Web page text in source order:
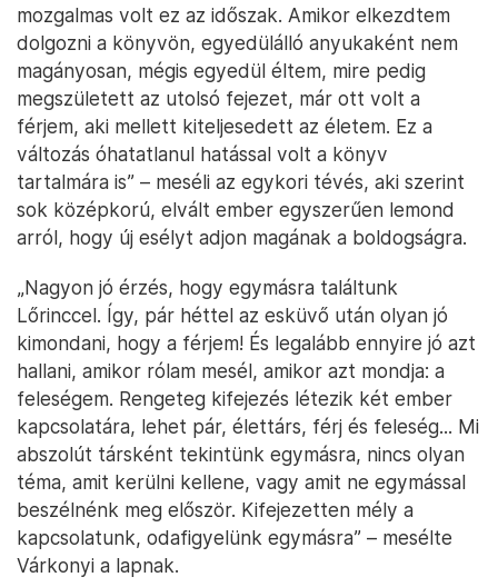
mozgalmas volt ez az időszak. Amikor elkezdtem
dolgozni a könyvön, egyedülálló anyukaként nem
magányosan, mégis egyedül éltem, mire pedig
megszületett az utolsó fejezet, már ott volt a
férjem, aki mellett kiteljesedett az életem. Ez a
változás óhatatlanul hatással volt a könyv
tartalmára is” – meséli az egykori tévés, aki szerint
sok középkorú, elvált ember egyszerűen lemond
arról, hogy új esélyt adjon magának a boldogságra.
„Nagyon jó érzés, hogy egymásra találtunk
Lőrinccel. Így, pár héttel az esküvő után olyan jó
kimondani, hogy a férjem! És legalább ennyire jó azt
hallani, amikor rólam mesél, amikor azt mondja: a
feleségem. Rengeteg kifejezés létezik két ember
kapcsolatára, lehet pár, élettárs, férj és feleség... Mi
abszolút társként tekintünk egymásra, nincs olyan
téma, amit kerülni kellene, vagy amit ne egymással
beszélnénk meg először. Kifejezetten mély a
kapcsolatunk, odafigyelünk egymásra” – mesélte
Várkonyi a lapnak.